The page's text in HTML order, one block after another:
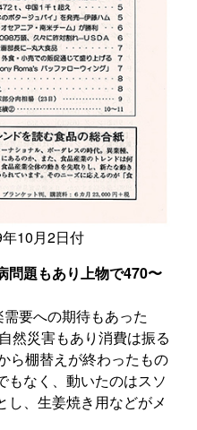
10月2日付
問題もあり上物で470〜
要への期待もあった
然災害もあり消費は振る
ら棚替えが終わったもの
もなく、動いたのはスソ
し、生姜焼き用などがメ